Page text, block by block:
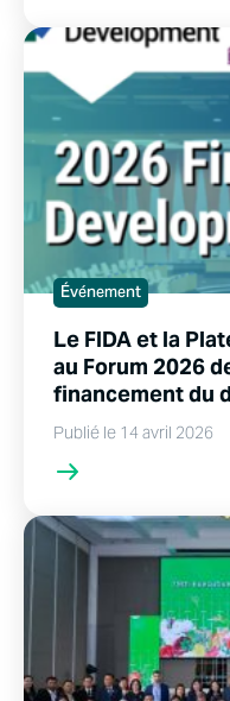
Événement
Le FIDA et la
au Forum 2026
financement du
Publié le 14 avril 2026